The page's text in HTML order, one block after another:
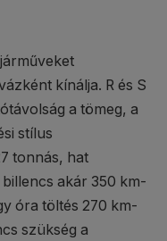
kínálja. R és S
a tömeg, a
stílus
tonnás, hat
akár 350 km-
óra töltés 270 km-
szükség a